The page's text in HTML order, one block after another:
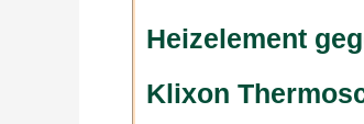
Heizelement
Klixon